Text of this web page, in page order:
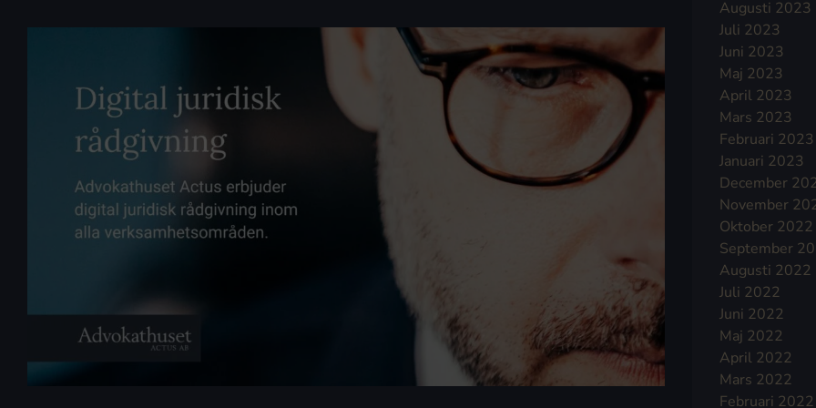
Augusti 2023
Juli 2023
Juni 2023
Maj 2023
April 2023
Mars 2023
Februari 2023
Januari 2023
December
November
Oktober 2022
September
Augusti 2022
Juli 2022
Juni 2022
Maj 2022
April 2022
Mars 2022
Februari 2022